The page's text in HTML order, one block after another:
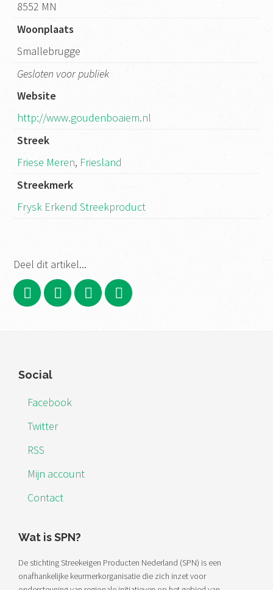
8552 MN
Woonplaats
Smallebrugge
Gesloten voor publiek
Website
http://www.goudenboaiem.nl
Streek
Friese Meren, Friesland
Streekmerk
Frysk Erkend Streekproduct
Deel dit artikel...
Footer
Social
Facebook
Twitter
RSS
Mijn account
Contact
Wat is SPN?
De stichting Streekeigen Producten Nederland (SPN) is een
onafhankelijke keurmerkorganisatie die zich inzet voor